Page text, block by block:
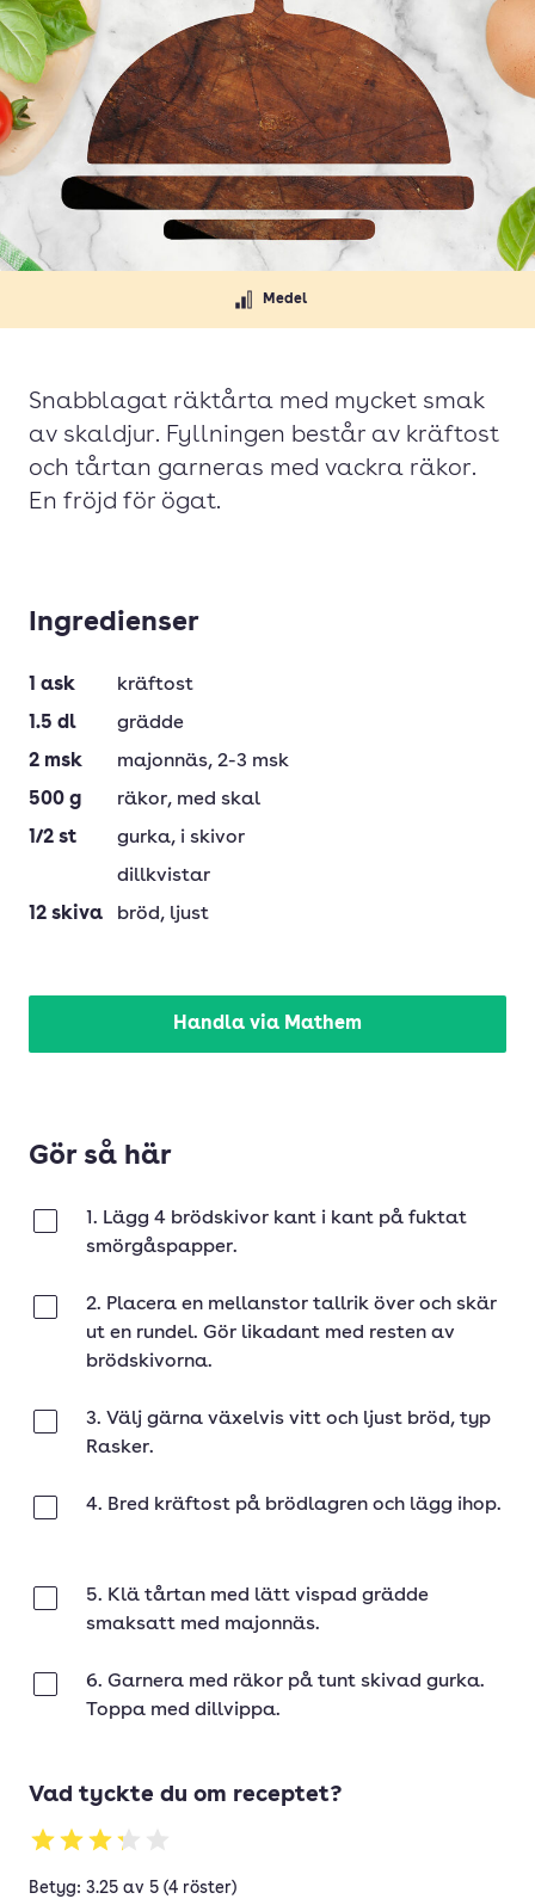
Medel
Snabblagat räktårta med mycket smak
av skaldjur. Fyllningen består av kräftost
och tårtan garneras med vackra räkor.
En fröjd för ögat.
Ingredienser
1 ask
kräftost
1.5 dl
grädde
2 msk majonnäs, 2-3 msk
500 g räkor, med skal
1/2 st gurka, i skivor
dillkvistar
12 skiva bröd, ljust
Handla via Mathem
Gör så här
1. Lägg 4 brödskivor kant i kant på fuktat
smörgåspapper.
2. Placera en mellanstor tallrik över och skär
ut en rundel. Gör likadant med resten av
brödskivorna.
3. Välj gärna växelvis vitt och ljust bröd, typ
Rasker.
4. Bred kräftost på brödlagren och lägg ihop.
5. Klä tårtan med lätt vispad grädde
smaksatt med majonnäs.
6. Garnera med räkor på tunt skivad gurka.
Toppa med dillvippa.
Vad tyckte du om receptet?
Betyg: 3.25 av 5 (4 röster)